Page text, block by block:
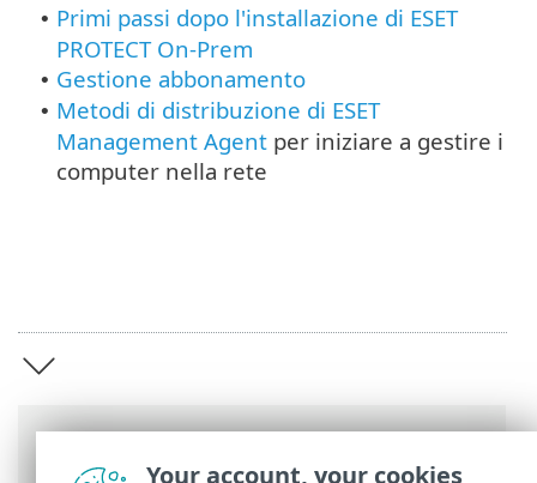
• Primi passi dopo l'installazione di ESET
PROTECT On-Prem
• Gestione abbonamento
• Metodi di distribuzione di ESET
Management Agent per iniziare a gestire i
computer nella rete
Your account, your cookies